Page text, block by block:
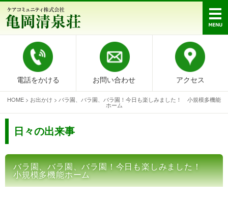
電話をかける お問い合わせ アクセス
HOME > お出かけ > バラ園、バラ園、バラ園！今日も楽しみました！ 小規模多機能
ホーム
日々の出来事
バラ園、バラ園、バラ園！今日も楽しみました！
小規模多機能ホーム